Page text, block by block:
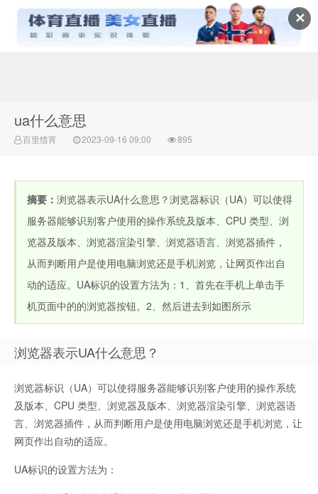
✕
ua什么意思
百里惜宵 2023-09-16 09:00 895
摘要： 浏览器表示UA什么意思？浏览器标识（UA）可以使得
服务器能够识别客户使用的操作系统及版本、CPU 类型、浏
览器及版本、浏览器渲染引擎、浏览器语言、浏览器插件，
从而判断用户是使用电脑浏览还是手机浏览，让网页作出自
动的适应。UA标识的设置方法为：1、首先在手机上单击手
机页面中的的浏览器按钮。2、然后进去到如图所示
浏览器表示UA什么意思？
浏览器标识（UA）可以使得服务器能够识别客户使用的操作系统
及版本、CPU 类型、浏览器及版本、浏览器渲染引擎、浏览器语
言、浏览器插件，从而判断用户是使用电脑浏览还是手机浏览，让
网页作出自动的适应。
UA标识的设置方法为：